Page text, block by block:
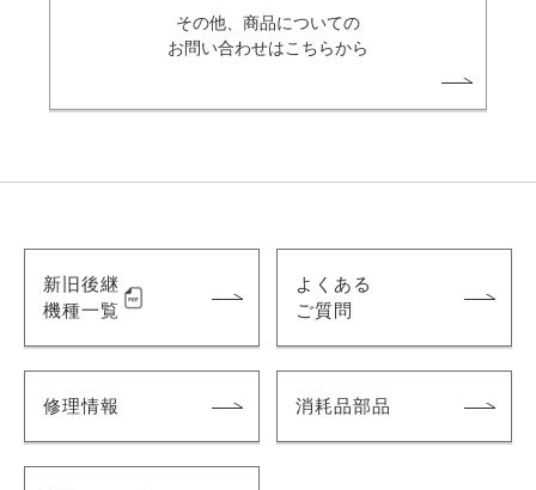
その他、商品についての
お問い合わせはこちらから
新旧後継
機種一覧
よくある
ご質問
修理情報 消耗品部品